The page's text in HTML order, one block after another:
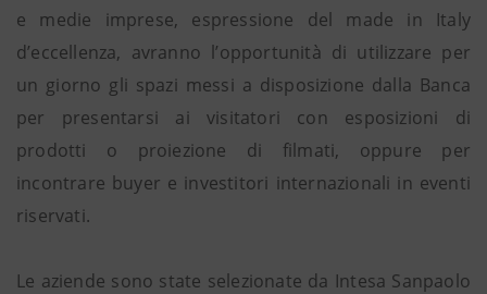
e medie imprese, espressione del made in Italy
d’eccellenza, avranno l’opportunità di utilizzare per
un giorno gli spazi messi a disposizione dalla Banca
per presentarsi ai visitatori con esposizioni di
prodotti o proiezione di filmati, oppure per
incontrare buyer e investitori internazionali in eventi
riservati.
Le aziende sono state selezionate da Intesa Sanpaolo